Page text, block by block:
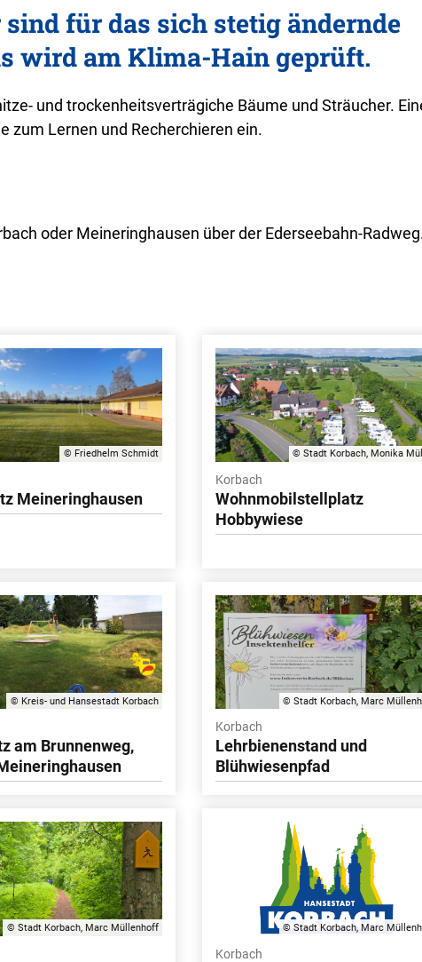
für das sich stetig ändernde
wird am Klima-Hain geprüft.
und trockenheitsverträgiche Bäume und Sträucher.
zum Lernen und Recherchieren ein.
oder Meineringhausen über der Ederseebahn-
© Friedhelm Schmidt
Meineringhausen
© Stadt Korbach, Monika
Korbach
Wohnmobilstellplatz
Hobbywiese
© Kreis- und Hansestadt Korbach
am Brunnenweg,
© Stadt Korbach, Marc
Korbach
Lehrbienenstand und
Blühwiesenpfad
© Stadt Korbach, Marc Müllenhoff © Stadt Korbach, Marc
Korbach